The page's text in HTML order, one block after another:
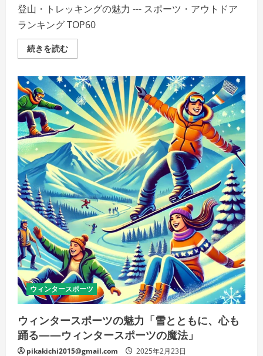
登山・トレッキングの魅力 --- スポーツ・アウトドア
ランキング TOP60
続きを読む登
山・
ッ
キ
ン
グ
の
魅
力
—
ス
ポ
ー
ツ・
ア
ウ
ト
ド
ア
ラ
ン
キ
ン
グ
TOP60
の
詳
細
を
ご
く
だ
さ
ウィンタースポーツ
ウィンタースポーツの魅力「雪とともに、心も
踊る——ウィンタースポーツの魔法」
pikakichi2015@gmail.com 2025年2月23日